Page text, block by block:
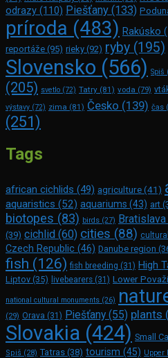
odrazy (110) Piešťany (133)
príroda (483) Rakúsko
reportáže (95) rieky (92) ryby (195)
Slovensko (566) Spiš
(205) svetlo (72) Tatry (81) voda (79)
výstavy (72) zima (81) Česko (139) čas
(251)
Tags
african cichlids (49) agriculture(41)
aquaristics (52) aquariums (43) art
biotopes (83) birds (27) Bratislava
(39) cichlid (60) cities (88)
Czech Republic (46) Danube region
fish (126) fish breeding (31) High
Liptov (35) livebearers (31) Lower
national cultural monuments (26)
(29) Orava (31) Piešťany (55) plants
Slovakia (424) Small
Spiš (28) Tatras (38) tourism (45) Upper